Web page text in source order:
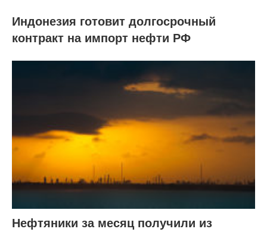
Индонезия готовит долгосрочный
контракт на импорт нефти РФ
Нефтяники за месяц получили из